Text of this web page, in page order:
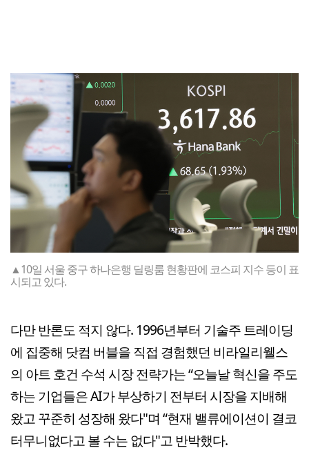
▲10일 서울 중구 하나은행 딜링룸 현황판에 코스피 지수 등이 표
시되고 있다.
다만 반론도 적지 않다. 1996년부터 기술주 트레이딩
에 집중해 닷컴 버블을 직접 경험했던 비라일리웰스
의 아트 호건 수석 시장 전략가는 “오늘날 혁신을 주도
하는 기업들은 AI가 부상하기 전부터 시장을 지배해
왔고 꾸준히 성장해 왔다"며 “현재 밸류에이션이 결코
터무니없다고 볼 수는 없다"고 반박했다.